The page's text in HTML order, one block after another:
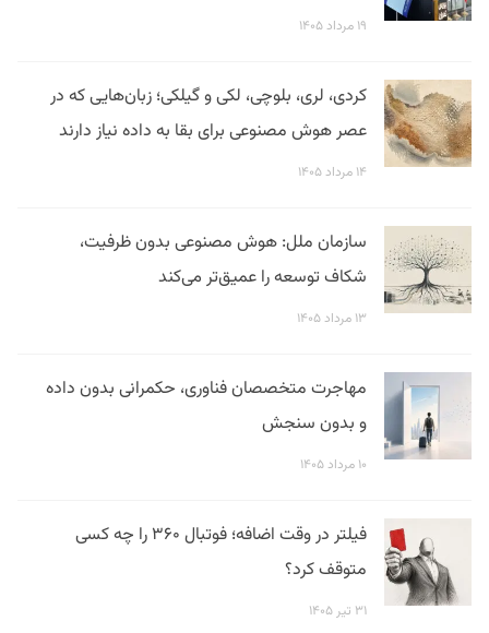
۱۹ مرداد ۱۴۰۵
کردی، لری، بلوچی، لکی و گیلکی؛ زبان‌هایی که در
عصر هوش مصنوعی برای بقا به داده نیاز دارند
۱۴ مرداد ۱۴۰۵
سازمان ملل: هوش مصنوعی بدون ظرفیت،
شکاف توسعه را عمیق‌تر می‌کند
۱۳ مرداد ۱۴۰۵
مهاجرت متخصصان فناوری، حکمرانی بدون داده
و بدون سنجش
۱۰ مرداد ۱۴۰۵
فیلتر در وقت اضافه؛ فوتبال ۳۶۰ را چه کسی
متوقف کرد؟
۳۱ تیر ۱۴۰۵